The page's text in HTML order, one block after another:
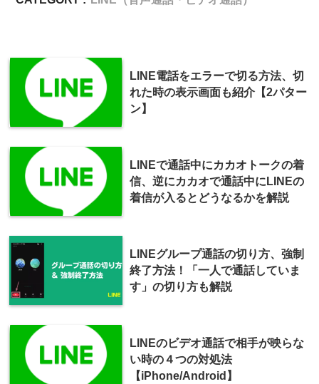
LINE電話をエラーで切る方法、切
れた時の表示画面も紹介【2パター
ン】
LINEで通話中にカカオトークの着
信、逆にカカオで通話中にLINEの
着信が入るとどうなるかを解説
LINEグループ通話の切り方、強制
終了方法！「一人で通話していま
す」の切り方も解説
LINEのビデオ通話で相手が映らな
い時の４つの対処法
【iPhone/Android】